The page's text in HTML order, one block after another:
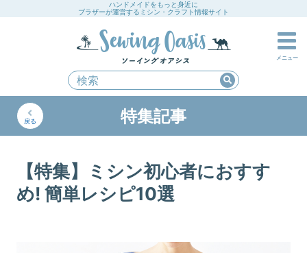
ハンドメイドをもっと身近に
ブラザーが運営するミシン・クラフト情報サイト
メニュー
戻る 特集記事
【特集】ミシン初心者におすす
め! 簡単レシピ10選